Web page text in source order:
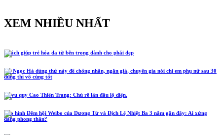
XEM NHIỀU NHẤT
5 cách giúp trẻ hóa da từ bên trong dành cho phái đẹp
Hồ Ngọc Hà dùng thứ này để chống nhăn, ngăn già, chuyên gia nói chị em phụ nữ sau 30
dùng thì vô cùng tốt
Lễ vu quy Cao Thiên Trang: Chú rể lần đầu lộ diện.
Tạo hình Đêm hội Weibo của Dương Tử và Địch Lệ Nhiệt Ba 3 năm gần đây: Ai xứng
đáng phong thần?